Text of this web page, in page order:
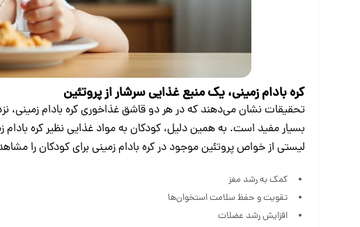
کره بادام زمینی، یک منبع غذایی سرشار از پروتئین
بسیار مفید است. به همین دلیل، کودکان به مواد غذایی نظیر کره بادام
لیستی از خواص پروتئین موجود در کره بادام‌ زمینی برای کودکان را
کمک به رشد مغز
تقویت و حفظ سلامت استخوان‌ها
افزایش رشد عضلات